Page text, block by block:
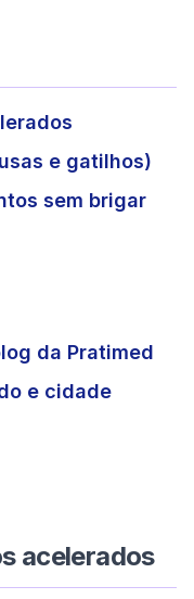
e gatilhos)
sem brigar
da Pratimed
e cidade
acelerados